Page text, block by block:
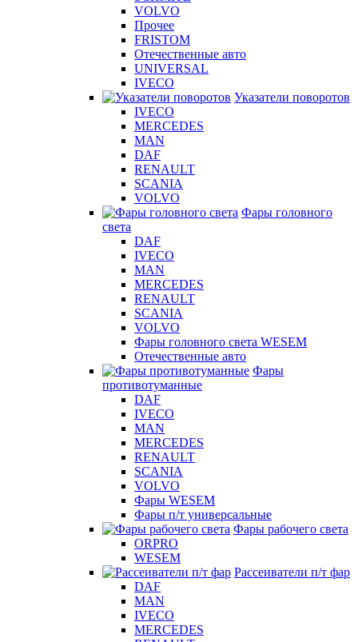
VOLVO
Прочее
FRISTOM
Отечественные авто
UNIVERSAL
IVECO
Указатели поворотов
IVECO
MERCEDES
MAN
DAF
RENAULT
SCANIA
VOLVO
Фары головного
света
DAF
IVECO
MAN
MERCEDES
RENAULT
SCANIA
VOLVO
Фары головного света WESEM
Отечественные авто
Фары
противотуманные
DAF
IVECO
MAN
MERCEDES
RENAULT
SCANIA
VOLVO
Фары WESEM
Фары п/т универсальные
Фары рабочего света
ORPRO
WESEM
Рассеиватели п/т фар
DAF
MAN
IVECO
MERCEDES